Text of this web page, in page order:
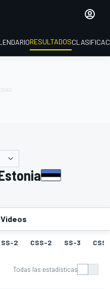
RESULTADOS
Videos
SS-2 CSS-2 SS-3
Todas las estadísticas